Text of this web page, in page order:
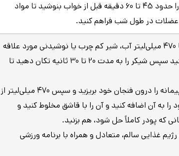
یک وعده را حدود 45 تا 60 دقیقه قبل از خواب بنوشید تا مواد
عضلات در طول شب فراهم کنید.
یک پیمانه را با 470 میلی‌لیتر آب، شیر کم چرب یا نوشیدنی مورد علاقه
خود در شیکر اضافه کنید سپس شیکر را به مدت 20 تا 30 ثانیه تکان دهید تا
یک پیمانه را درون فنجان خود بریزید و سپس 470 میلی‌لیتر از
به آن اضافه کنید و آن را با قاشق مخلوط کنید و
غذایی سالم، متعادل و همراه با برنامه ورزشی